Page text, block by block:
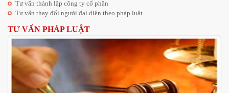
Tư vấn thành lập công ty cổ phần
Tư vấn thay đổi người đại diện theo pháp luật
TƯ VẤN PHÁP LUẬT